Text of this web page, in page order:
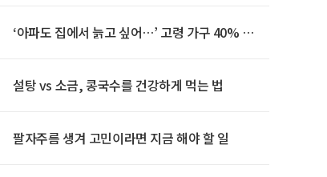
‘아파도 집에서 늙고 싶어…’ 고령 가구 40% 노
설탕 vs 소금, 콩국수를 건강하게 먹는 법
팔자주름 생겨 고민이라면 지금 해야 할 일